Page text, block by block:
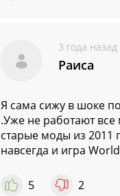
3 года назад
Раиса
Я сама сижу в шоке
.Уже не работают
старые моды из 2011
навсегда и игра
5 2